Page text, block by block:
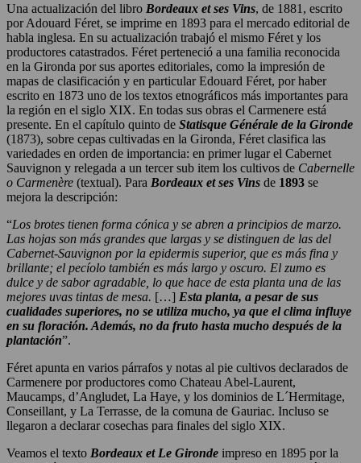
Una actualización del libro Bordeaux et ses Vins, de 1881, escrito
por Adouard Féret, se imprime en 1893 para el mercado editorial de
habla inglesa. En su actualización trabajó el mismo Féret y los
productores catastrados. Féret perteneció a una familia reconocida
en la Gironda por sus aportes editoriales, como la impresión de
mapas de clasificación y en particular Edouard Féret, por haber
escrito en 1873 uno de los textos etnográficos más importantes para
la región en el siglo XIX. En todas sus obras el Carmenere está
presente. En el capítulo quinto de Statisque Générale de la Gironde
(1873), sobre cepas cultivadas en la Gironda, Féret clasifica las
variedades en orden de importancia: en primer lugar el Cabernet
Sauvignon y relegada a un tercer sub item los cultivos de Cabernelle
o Carmenère (textual). Para Bordeaux et ses Vins de 1893 se
mejora la descripción:
“Los brotes tienen forma cónica y se abren a principios de marzo.
Las hojas son más grandes que largas y se distinguen de las del
Cabernet-Sauvignon por la epidermis superior, que es más fina y
brillante; el pecíolo también es más largo y oscuro. El zumo es
dulce y de sabor agradable, lo que hace de esta planta una de las
mejores uvas tintas de mesa. […] Esta planta, a pesar de sus
cualidades superiores, no se utiliza mucho, ya que el clima influye
en su floración. Además, no da fruto hasta mucho después de la
plantación”.
Féret apunta en varios párrafos y notas al pie cultivos declarados de
Carmenere por productores como Chateau Abel-Laurent,
Maucamps, d’Angludet, La Haye, y los dominios de L´Hermitage,
Conseillant, y La Terrasse, de la comuna de Gauriac. Incluso se
llegaron a declarar cosechas para finales del siglo XIX.
Veamos el texto Bordeaux et Le Gironde impreso en 1895 por la